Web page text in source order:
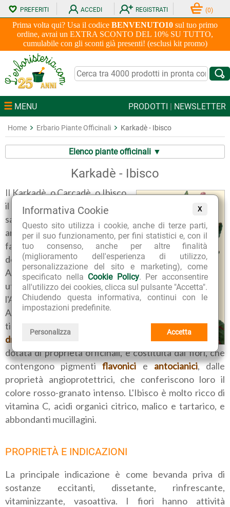
X
Informativa Cookie
Questo sito utilizza i cookie, anche di terze parti,
per il suo funzionamento, per fini statistici e, con il
tuo consenso, anche per altre finalità
(miglioramento dell'esperienza di utilizzo,
personalizzazione del sito e marketing), come
specificato nella Cookie Policy. Per acconsentire
all'utilizzo dei cookies, clicca sul pulsante "Accetta".
Chiudendo questa informativa, continui con le
impostazioni predefinite.
Personalizza Accetta
Prima volta qui? Usa il codice BENVENUTO10 sul tuo primo
ordine, avrai un EXTRA SCONTO DEL 10% SU TUTTO,
cumulabile con gli sconti già presenti! (esclusi kit promo)
PREFERITI ACCEDI REGISTRATI (0)
MENU PRODOTTI | NEWSLETTER
Home Erbario Piante Officinali Karkadè - Ibisco
Elenco piante officinali ▼
Karkadè - Ibisco
Il Karkadè, o Carcadè, o Ibisco,
il cui nome botanico è Hibiscus
sabdariffa, è una pianta
arbustiva appartenente alla
famiglia delle Malvaceae; è
detto anche Tè rosa di
Abissinia, ed è particolarmente
utilizzato in Egitto e in tutta
l'Africa tropicale, in India, nelle
Antille, come bevanda dal
tipico colore rosso rubino. La
droga
dotata di proprietà officinali, è costituita dai fiori, che
contengono pigmentiflavonicieantocianici, dalle
proprietà angioprotettrici, che conferiscono loro il
colore rosso-granato intenso. L'Ibisco è molto ricco di
vitamina C, acidi organici citrico, malico e tartarico, e
abbondanti mucillagini.
PROPRIETÀ E INDICAZIONI
La principale indicazione è come bevanda priva di
sostanze eccitanti, dissetante, rinfrescante,
vitaminizzante, vasoattiva. I fiori hanno attività